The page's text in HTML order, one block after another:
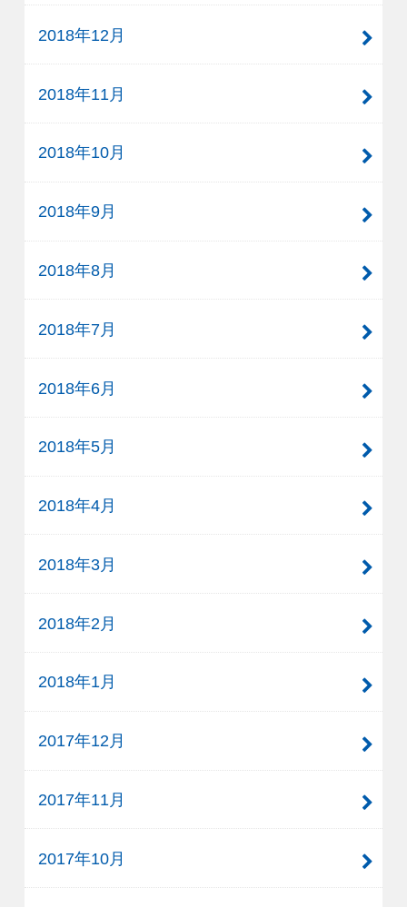
2018年12月
2018年11月
2018年10月
2018年9月
2018年8月
2018年7月
2018年6月
2018年5月
2018年4月
2018年3月
2018年2月
2018年1月
2017年12月
2017年11月
2017年10月